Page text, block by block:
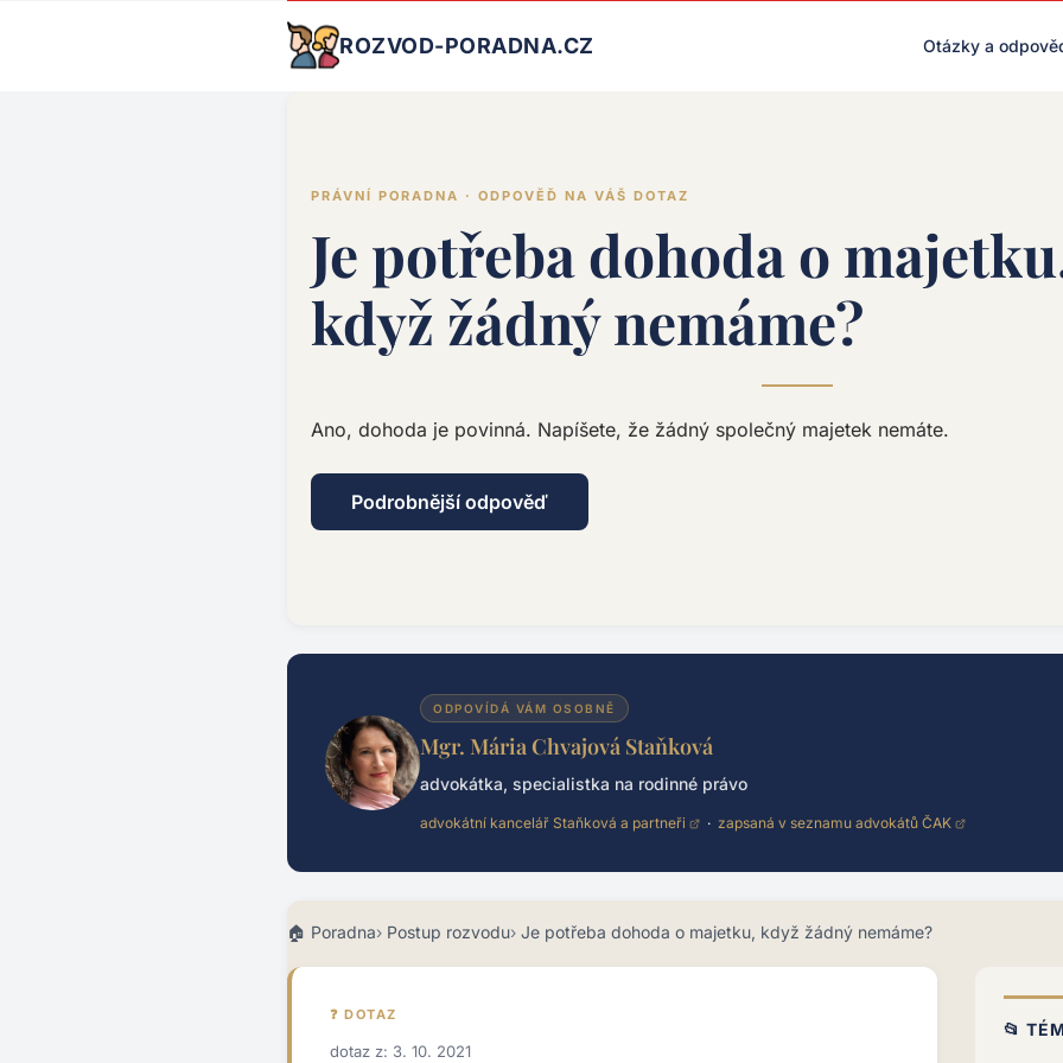
ROZVOD-PORADNA.CZ Otázky a
PRÁVNÍ PORADNA · ODPOVĚĎ NA VÁŠ DOTAZ
Je potřeba dohoda o
když žádný nemáme?
Ano, dohoda je povinná. Napíšete, že žádný společný majetek nemáte.
Podrobnější odpověď
ODPOVÍDÁ VÁM OSOBNĚ
Mgr. Mária Chvajová Staňková
advokátka, specialistka na rodinné právo
advokátní kancelář Staňková a partneři · zapsaná v seznamu advokátů ČAK
Poradna Postup rozvodu Je potřeba dohoda o majetku, když žádný nemáme?
❓ DOTAZ
dotaz z: 3. 10. 2021
📂